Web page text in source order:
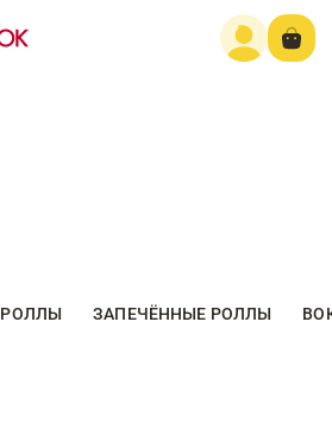
РОЛЛЫ ЗАПЕЧЁННЫЕ РОЛЛЫ